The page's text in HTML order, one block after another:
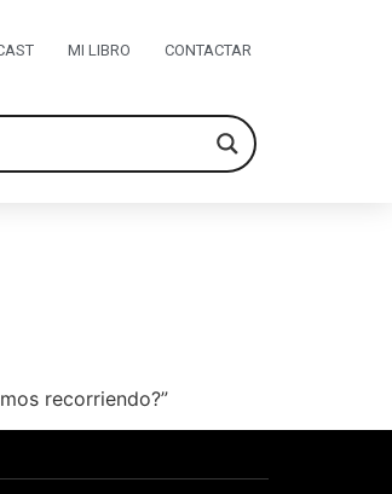
MI LIBRO CONTACTAR
recorriendo?”